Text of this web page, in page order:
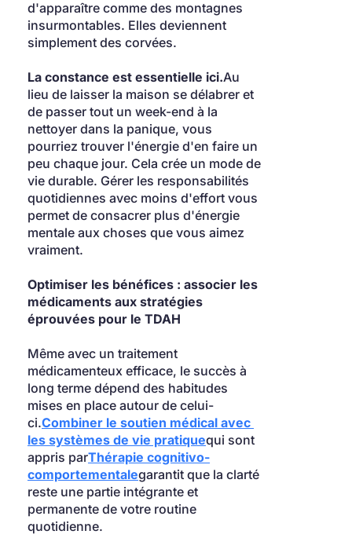
d'apparaître comme des montagnes
insurmontables. Elles deviennent
simplement des corvées.
La constance est essentielle ici.Au
lieu de laisser la maison se délabrer et
de passer tout un week-end à la
nettoyer dans la panique, vous
pourriez trouver l'énergie d'en faire un
peu chaque jour. Cela crée un mode de
vie durable. Gérer les responsabilités
quotidiennes avec moins d'effort vous
permet de consacrer plus d'énergie
mentale aux choses que vous aimez
vraiment.
Optimiser les bénéfices : associer les
médicaments aux stratégies
éprouvées pour le TDAH
Même avec un traitement
médicamenteux efficace, le succès à
long terme dépend des habitudes
mises en place autour de celui-
ci.Combiner le soutien médical avec
les systèmes de vie pratiquequi sont
appris parThérapie cognitivo-
comportementalegarantit que la clarté
reste une partie intégrante et
permanente de votre routine
quotidienne.